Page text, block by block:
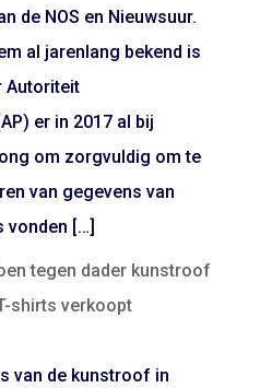
de NOS en Nieuwsuur.
al jarenlang bekend is
Autoriteit
er in 2017 al bij
om zorgvuldig om te
van gegevens van
vonden […]
tegen dader kunstroof
shirts verkoopt
van de kunstroof in